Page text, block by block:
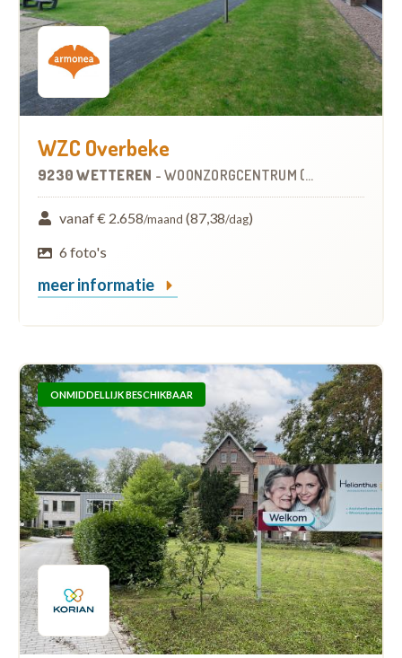
WZC Overbeke
9230 WETTEREN - WOONZORGCENTRUM (WZC)
vanaf € 2.658/maand (87,38/dag)
6 foto's
meer informatie
ONMIDDELLIJK BESCHIKBAAR